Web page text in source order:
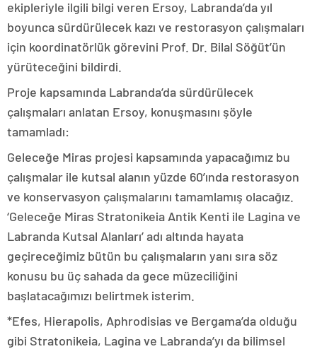
ekipleriyle ilgili bilgi veren Ersoy, Labranda’da yıl
boyunca sürdürülecek kazı ve restorasyon çalışmaları
için koordinatörlük görevini Prof. Dr. Bilal Söğüt’ün
yürüteceğini bildirdi.
Proje kapsamında Labranda’da sürdürülecek
çalışmaları anlatan Ersoy, konuşmasını şöyle
tamamladı:
Geleceğe Miras projesi kapsamında yapacağımız bu
çalışmalar ile kutsal alanın yüzde 60’ında restorasyon
ve konservasyon çalışmalarını tamamlamış olacağız.
‘Geleceğe Miras Stratonikeia Antik Kenti ile Lagina ve
Labranda Kutsal Alanları’ adı altında hayata
geçireceğimiz bütün bu çalışmaların yanı sıra söz
konusu bu üç sahada da gece müzeciliğini
başlatacağımızı belirtmek isterim.
*Efes, Hierapolis, Aphrodisias ve Bergama’da olduğu
gibi Stratonikeia, Lagina ve Labranda’yı da bilimsel